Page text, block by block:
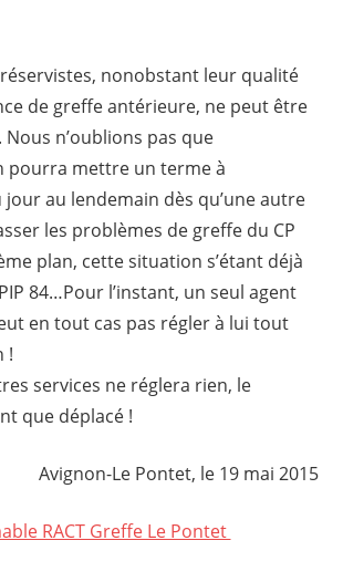
nonobstant leur qualité
de greffe antérieure, ne peut être
n’oublions pas que
pourra mettre un terme à
au lendemain dès qu’une autre
les problèmes de greffe du CP
plan, cette situation s’étant déjà
84…Pour l’instant, un seul agent
en tout cas pas régler à lui tout
!
services ne réglera rien, le
que déplacé !
Avignon-Le Pontet, le 19 mai 2015
RACT Greffe Le Pontet